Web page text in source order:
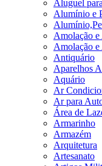
Aluguel
Alumínio e
Amolação
Amolação
Antiquário
Aparelhos
Aquário
Ar
Ar para
Área de
Armarinho
Armazém
Arquitetura
Artesanato